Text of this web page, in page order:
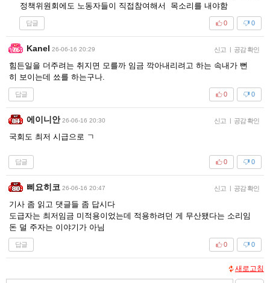
정책위원회에도 노동자들이 직접참여해서 목소리를 내야함
답글 0
0
Kanel 26-06-16 20:29 신고 | 공감 확인
힘든일을 더주려는 취지면 모를까 임금 깍아내리려고 하는 속내가 뻔
히 보이는데 쑈를 하는구나.
답글 0
0
에이니안 26-06-16 20:30 신고 | 공감 확인
국회도 최저 시급으로 ㄱ
답글 0
0
삐요히코 26-06-16 20:47 신고 | 공감 확인
기사 좀 읽고 댓글들 좀 답시다
도급자는 최저임금 미적용이었는데 적용하려던 게 무산됐다는 소리임
돈 덜 주자는 이야기가 아님
답글 0
0
새로고침